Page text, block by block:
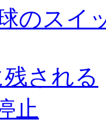
のスイ
される
止